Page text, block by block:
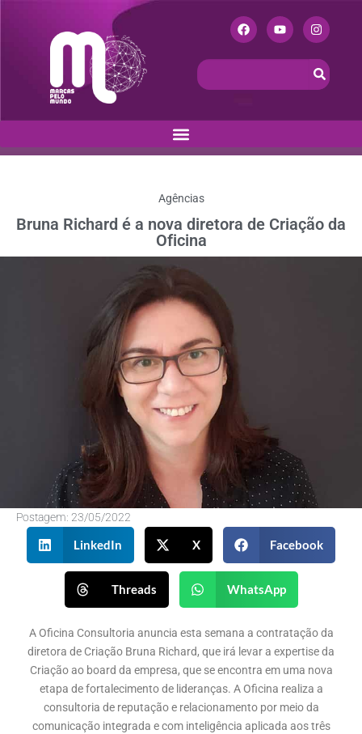
Agências
Bruna Richard é a nova diretora de Criação da
Oficina
Postagem: 23/05/2022
LinkedIn X Facebook
Threads WhatsApp
A Oficina Consultoria anuncia esta semana a contratação da
diretora de Criação Bruna Richard, que irá levar a expertise da
Criação ao board da empresa, que se encontra em uma nova
etapa de fortalecimento de lideranças. A Oficina realiza a
consultoria de reputação e relacionamento por meio da
comunicação integrada e com inteligência aplicada aos três